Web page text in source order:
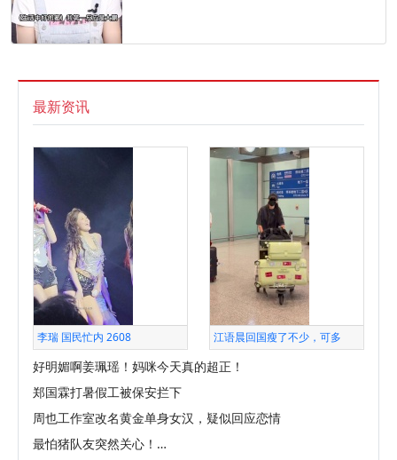
最新资讯
李瑞 国民忙内 2608 江语晨回国瘦了不少，可多
好明媚啊姜珮瑶！妈咪今天真的超正！
郑国霖打暑假工被保安拦下
周也工作室改名黄金单身女汉，疑似回应恋情
最怕猪队友突然关心！…